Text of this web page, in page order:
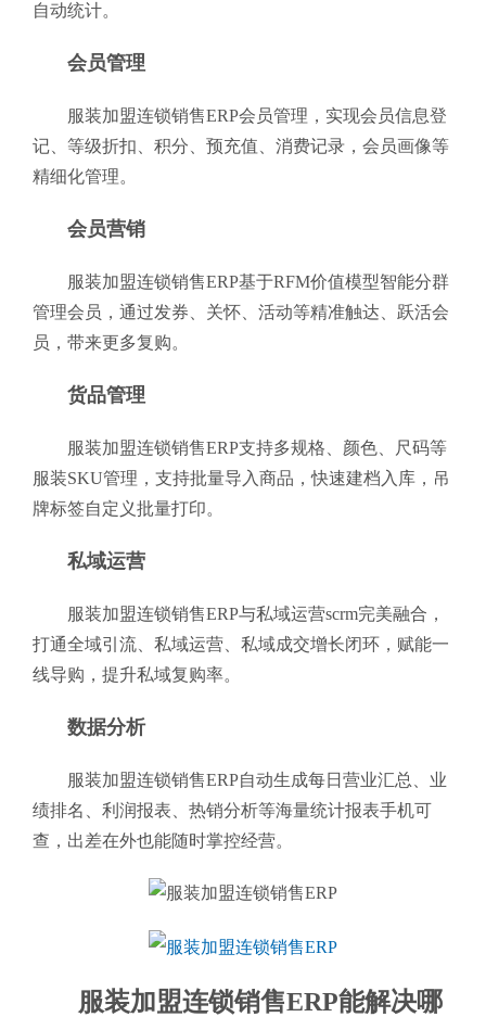
自动统计。
会员管理
服装加盟连锁销售ERP会员管理，实现会员信息登
记、等级折扣、积分、预充值、消费记录，会员画像等
精细化管理。
会员营销
服装加盟连锁销售ERP基于RFM价值模型智能分群
管理会员，通过发券、关怀、活动等精准触达、跃活会
员，带来更多复购。
货品管理
服装加盟连锁销售ERP支持多规格、颜色、尺码等
服装SKU管理，支持批量导入商品，快速建档入库，吊
牌标签自定义批量打印。
私域运营
服装加盟连锁销售ERP与私域运营scrm完美融合，
打通全域引流、私域运营、私域成交增长闭环，赋能一
线导购，提升私域复购率。
数据分析
服装加盟连锁销售ERP自动生成每日营业汇总、业
绩排名、利润报表、热销分析等海量统计报表手机可
查，出差在外也能随时掌控经营。
服装加盟连锁销售ERP能解决哪